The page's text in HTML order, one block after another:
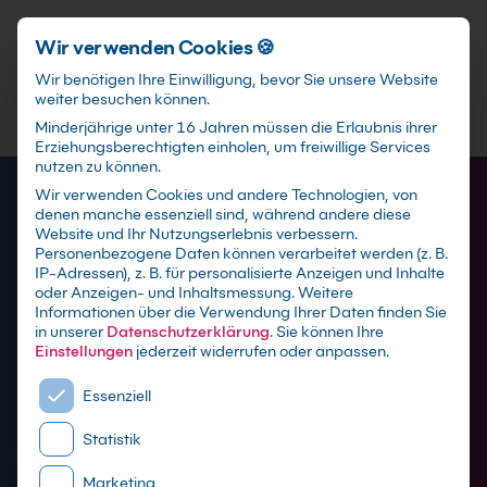
Schnellzugriff
Zeitmanagement
Schulungen
mit Zertifikat als Live online Training,
Präsenzseminar in Schulungszentren sowie
maßgeschneiderte Firmen- oder Inhouse-
Wir verwenden Cookies 🍪
Wir benötigen Ihre Einwilligung, bevor Sie unsere Website
weiter besuchen können.
Minderjährige unter 16 Jahren müssen die Erlaubnis ihrer
Erziehungsberechtigten einholen, um freiwillige Services
nutzen zu können.
Wir verwenden Cookies und andere Technologien, von
denen manche essenziell sind, während andere diese
Website und Ihr Nutzungserlebnis verbessern.
Personenbezogene Daten können verarbeitet werden (z. B.
IP-Adressen), z. B. für personalisierte Anzeigen und Inhalte
oder Anzeigen- und Inhaltsmessung.Weitere
Informationen über die Verwendung Ihrer Daten finden Sie
in unserer Datenschutzerklärung.Sie können Ihre
Einstellungen jederzeit widerrufen oder anpassen.
Es folgt eine Liste der Service-Gruppen, für die eine
Essenziell
Statistik
Marketing